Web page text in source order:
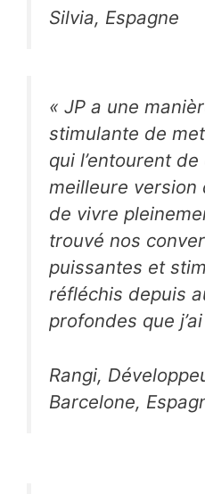
Silvia, Espagne
« JP a une
stimulante de
qui l’entourent
meilleure version
de vivre
trouvé nos
puissantes et
réfléchis depuis
profondes que
Rangi,
Barcelone,